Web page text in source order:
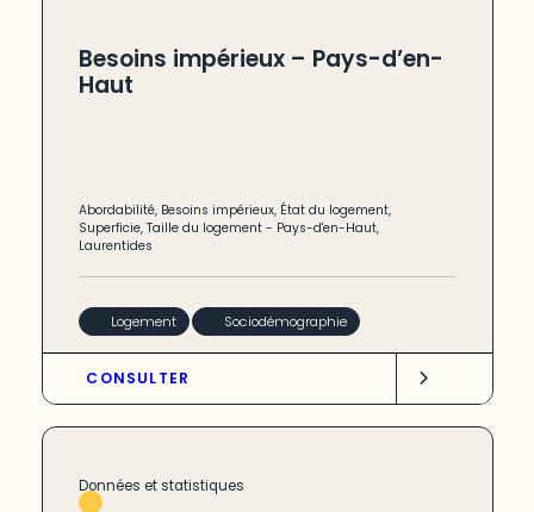
Besoins impérieux – Pays-d’en-
Haut
Abordabilité, Besoins impérieux, État du logement,
Superficie,Taille du logement - Pays-d'en-Haut,
Laurentides
Logement Sociodémographie
CONSULTER
Données et statistiques